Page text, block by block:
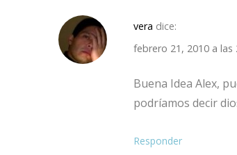
vera dice:
febrero 21, 2010 a las
Buena Idea Alex,
podríamos decir
Responder